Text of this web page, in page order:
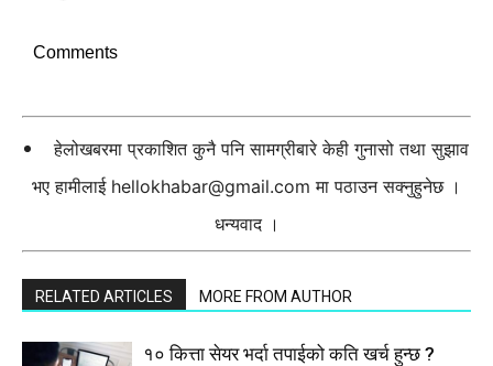
Comments
हेलोखबरमा प्रकाशित कुनै पनि सामग्रीबारे केही गुनासो तथा सुझाव
भए हामीलाई hellokhabar@gmail.com मा पठाउन सक्नुहुनेछ ।
धन्यवाद ।
RELATED ARTICLES MORE FROM AUTHOR
१० कित्ता सेयर भर्दा तपाईको कति खर्च हुन्छ ?